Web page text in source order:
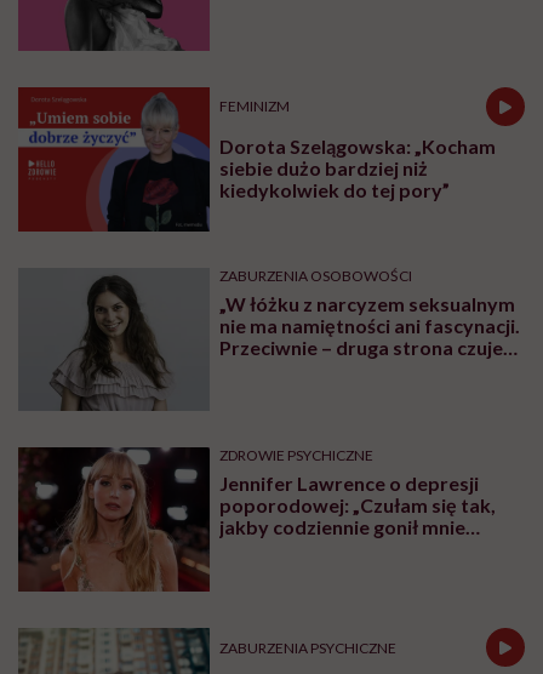
FEMINIZM
Dorota Szelągowska: „Kocham
siebie dużo bardziej niż
kiedykolwiek do tej pory”
ZABURZENIA OSOBOWOŚCI
„W łóżku z narcyzem seksualnym
nie ma namiętności ani fascynacji.
Przeciwnie – druga strona czuje
ZDROWIE PSYCHICZNE
Jennifer Lawrence o depresji
poporodowej: „Czułam się tak,
jakby codziennie gonił mnie
ZABURZENIA PSYCHICZNE